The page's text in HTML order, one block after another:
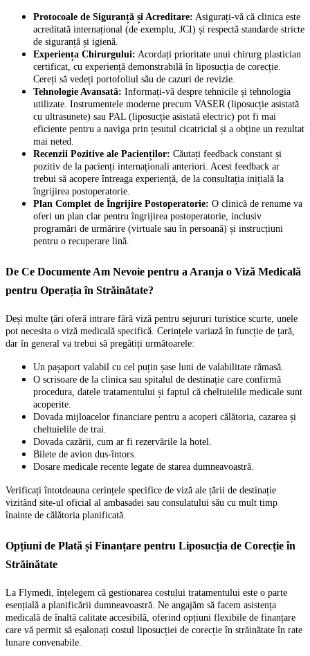
Protocoale de Siguranță și Acreditare: Asigurați-vă că clinica este
acreditată internațional (de exemplu, JCI) și respectă standarde stricte
de siguranță și igienă.
Experiența Chirurgului: Acordați prioritate unui chirurg plastician
certificat, cu experiență demonstrabilă în liposucția de corecție.
Cereți să vedeți portofoliul său de cazuri de revizie.
Tehnologie Avansată: Informați-vă despre tehnicile și tehnologia
utilizate. Instrumentele moderne precum VASER (liposucție asistată
cu ultrasunete) sau PAL (liposucție asistată electric) pot fi mai
eficiente pentru a naviga prin țesutul cicatricial și a obține un rezultat
mai neted.
Recenzii Pozitive ale Pacienților: Căutați feedback constant și
pozitiv de la pacienți internaționali anteriori. Acest feedback ar
trebui să acopere întreaga experiență, de la consultația inițială la
îngrijirea postoperatorie.
Plan Complet de Îngrijire Postoperatorie: O clinică de renume va
oferi un plan clar pentru îngrijirea postoperatorie, inclusiv
programări de urmărire (virtuale sau în persoană) și instrucțiuni
pentru o recuperare lină.
De Ce Documente Am Nevoie pentru a Aranja o Viză Medicală
pentru Operația în Străinătate?
Deși multe țări oferă intrare fără viză pentru sejururi turistice scurte, unele
pot necesita o viză medicală specifică. Cerințele variază în funcție de țară,
dar în general va trebui să pregătiți următoarele:
Un pașaport valabil cu cel puțin șase luni de valabilitate rămasă.
O scrisoare de la clinica sau spitalul de destinație care confirmă
procedura, datele tratamentului și faptul că cheltuielile medicale sunt
acoperite.
Dovada mijloacelor financiare pentru a acoperi călătoria, cazarea și
cheltuielile de trai.
Dovada cazării, cum ar fi rezervările la hotel.
Bilete de avion dus-întors.
Dosare medicale recente legate de starea dumneavoastră.
Verificați întotdeauna cerințele specifice de viză ale țării de destinație
vizitând site-ul oficial al ambasadei sau consulatului său cu mult timp
înainte de călătoria planificată.
Opțiuni de Plată și Finanțare pentru Liposucția de Corecție în
Străinătate
La Flymedi, înțelegem că gestionarea costului tratamentului este o parte
esențială a planificării dumneavoastră. Ne angajăm să facem asistența
medicală de înaltă calitate accesibilă, oferind opțiuni flexibile de finanțare
care vă permit să eșalonați costul liposucției de corecție în străinătate în rate
lunare convenabile.